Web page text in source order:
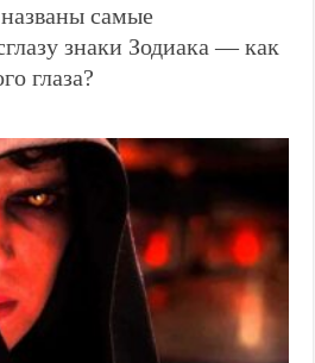
самые
знаки Зодиака — как
глаза?